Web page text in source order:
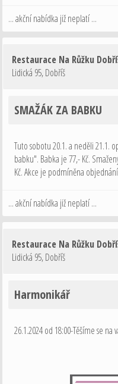
... akční nabídka již neplatí ...
Restaurace Na Růžku
Lidická 95,Dobříš
SMAŽÁK ZA BABKU
Tuto sobotu 20.1. a neděli 21.1.
babku". Babka je 77,- Kč.
Kč. Akce je podmíněna
…
... akční nabídka již neplatí ...
Restaurace Na Růžku
Lidická 95,Dobříš
Harmonikář
26.1.2024 od 18:00-Těšíme se na